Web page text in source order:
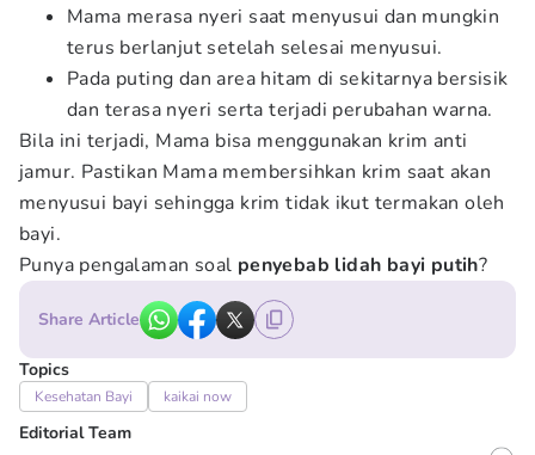
Mama merasa nyeri saat menyusui dan mungkin
terus berlanjut setelah selesai menyusui.
Pada puting dan area hitam di sekitarnya bersisik
dan terasa nyeri serta terjadi perubahan warna.
Bila ini terjadi, Mama bisa menggunakan krim anti
jamur. Pastikan Mama membersihkan krim saat akan
menyusui bayi sehingga krim tidak ikut termakan oleh
bayi.
Punya pengalaman soal penyebab lidah bayi putih?
Share Article
Topics
Kesehatan Bayi kaikai now
Editorial Team